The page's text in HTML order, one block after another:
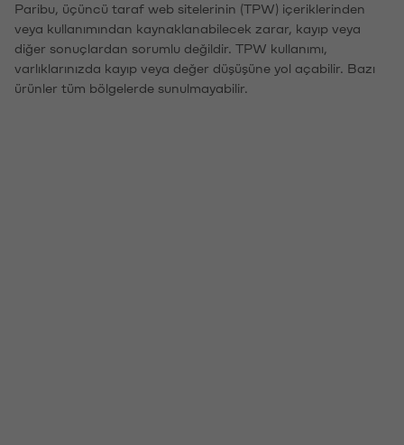
Paribu, üçüncü taraf web sitelerinin (TPW) içeriklerinden
veya kullanımından kaynaklanabilecek zarar, kayıp veya
diğer sonuçlardan sorumlu değildir. TPW kullanımı,
varlıklarınızda kayıp veya değer düşüşüne yol açabilir. Bazı
ürünler tüm bölgelerde sunulmayabilir.